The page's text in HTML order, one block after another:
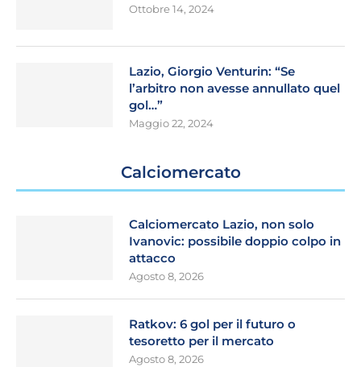
Ottobre 14, 2024
Lazio, Giorgio Venturin: “Se
l’arbitro non avesse annullato quel
gol…”
Maggio 22, 2024
Calciomercato
Calciomercato Lazio, non solo
Ivanovic: possibile doppio colpo in
attacco
Agosto 8, 2026
Ratkov: 6 gol per il futuro o
tesoretto per il mercato
Agosto 8, 2026